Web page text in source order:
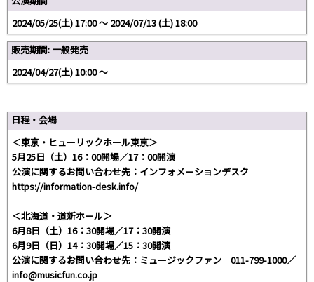
2024/05/25(土) 17:00 〜 2024/07/13 (土) 18:00
販売期間: 一般発売
2024/04/27(土) 10:00 〜
日程・会場
＜東京・ヒューリックホール東京＞
5月25日（土）16：00開場／17：00開演
公演に関するお問い合わせ先：インフォメーションデスク
https://information-desk.info/
＜北海道・道新ホール＞
6月8日（土）16：30開場／17：30開演
6月9日（日）14：30開場／15：30開演
公演に関するお問い合わせ先：ミュージックファン 011-799-1000／
info@musicfun.co.jp